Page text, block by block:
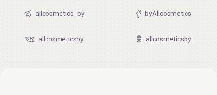
allcosmetics_by byAllcosmetics
allcosmeticsby allcosmeticsby